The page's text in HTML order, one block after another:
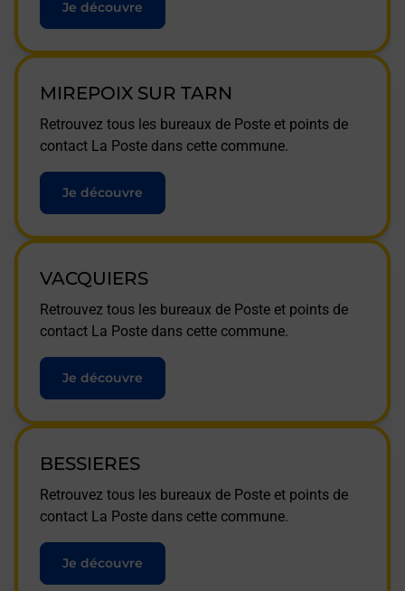
Je découvre
MIREPOIX SUR TARN
Retrouvez tous les bureaux de Poste et points de
contact La Poste dans cette commune.
Je découvre
VACQUIERS
Retrouvez tous les bureaux de Poste et points de
contact La Poste dans cette commune.
Je découvre
BESSIERES
Retrouvez tous les bureaux de Poste et points de
contact La Poste dans cette commune.
Je découvre